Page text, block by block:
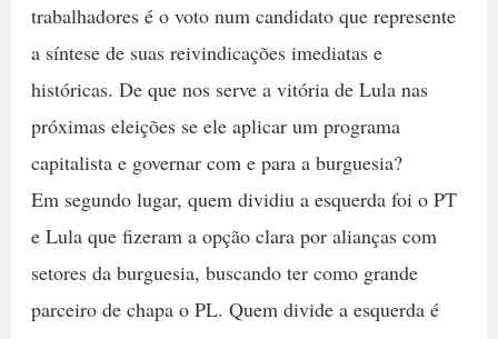
trabalhadores é o voto num candidato que represente
a síntese de suas reivindicações imediatas e
históricas. De que nos serve a vitória de Lula nas
próximas eleições se ele aplicar um programa
capitalista e governar com e para a burguesia?
Em segundo lugar, quem dividiu a esquerda foi o PT
e Lula que fizeram a opção clara por alianças com
setores da burguesia, buscando ter como grande
parceiro de chapa o PL. Quem divide a esquerda é